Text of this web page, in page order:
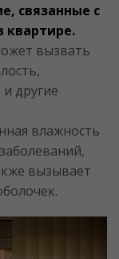
связанные с
вызвать
другие
влажность
вызывает